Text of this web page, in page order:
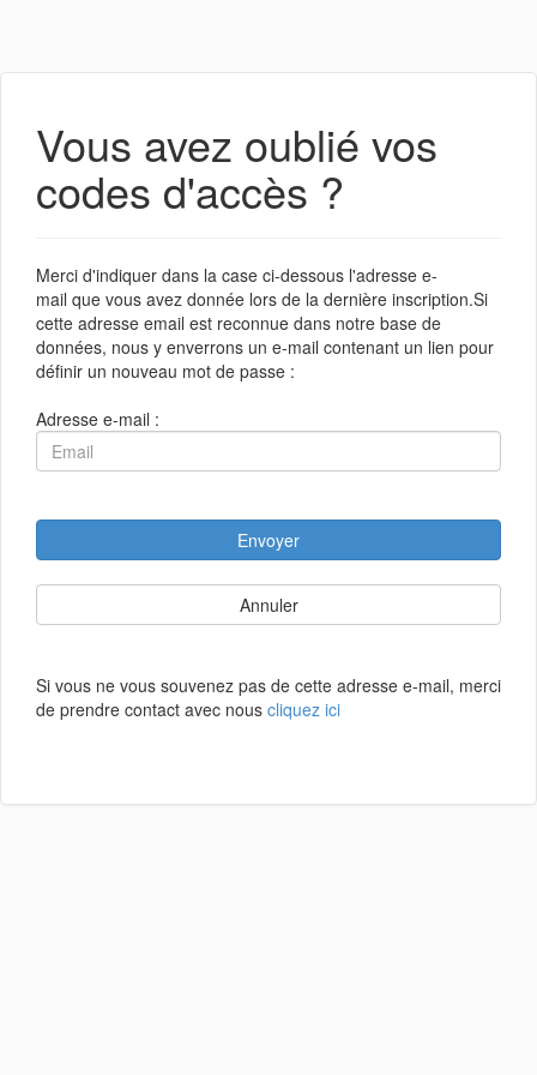
Vous avez oublié vos
codes d'accès ?
Merci d'indiquer dans la case ci-dessous l'adresse e-
mail que vous avez donnée lors de la dernière inscription.Si
cette adresse email est reconnue dans notre base de
données, nous y enverrons un e-mail contenant un lien pour
définir un nouveau mot de passe :
Adresse e-mail :
Envoyer
Annuler
Si vous ne vous souvenez pas de cette adresse e-mail, merci
de prendre contact avec nous cliquez ici